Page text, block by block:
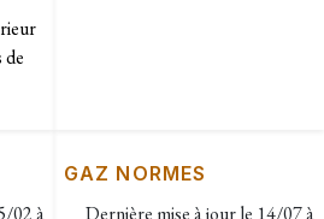
de
02 à
GAZ NORMES
Dernière mise à jour le 14/07 à